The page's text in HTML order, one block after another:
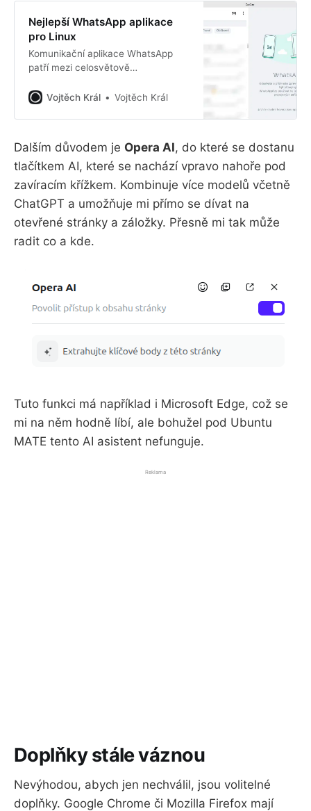
Nejlepší WhatsApp aplikace
pro Linux
Komunikační aplikace WhatsApp
patří mezi celosvětově
kecálek, ale stejně dobře umožňuje
multiplatformní, takže ho můžete
zařízeních se systémy Android a
macOS, tak i na stolních počítačích
a noteboocích. Stažení aplikace
WhatsApp WhatsApp Messenger si
na mobilním
Vojtěch Král Vojtěch Král
Dalším důvodem je Opera AI, do které se dostanu
tlačítkem AI, které se nachází vpravo nahoře pod
zavíracím křížkem. Kombinuje více modelů včetně
ChatGPT a umožňuje mi přímo se dívat na
otevřené stránky a záložky. Přesně mi tak může
radit co a kde.
Tuto funkci má například i Microsoft Edge, což se
mi na něm hodně líbí, ale bohužel pod Ubuntu
MATE tento AI asistent nefunguje.
Reklama
Doplňky stále váznou
Nevýhodou, abych jen nechválil, jsou volitelné
doplňky. Google Chrome či Mozilla Firefox mají